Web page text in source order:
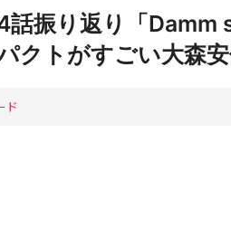
話振り返り「Damm
クトがすごい大森
ド